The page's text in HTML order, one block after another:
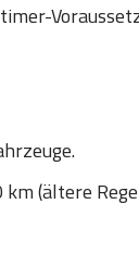
(ältere